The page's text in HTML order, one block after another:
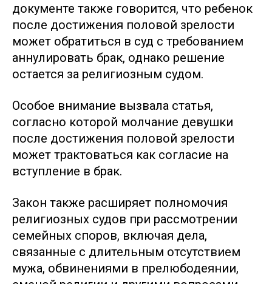
документе также говорится, что ребенок
после достижения половой зрелости
может обратиться в суд с требованием
аннулировать брак, однако решение
остается за религиозным судом.
Особое внимание вызвала статья,
согласно которой молчание девушки
после достижения половой зрелости
может трактоваться как согласие на
вступление в брак.
Закон также расширяет полномочия
религиозных судов при рассмотрении
семейных споров, включая дела,
связанные с длительным отсутствием
мужа, обвинениями в прелюбодеянии,